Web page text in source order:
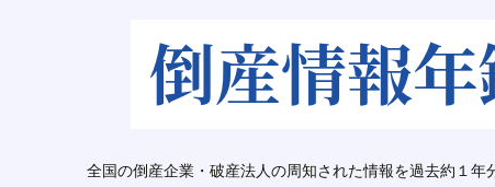
全国の倒産企業・破産法人の周知された情報を過去約１年